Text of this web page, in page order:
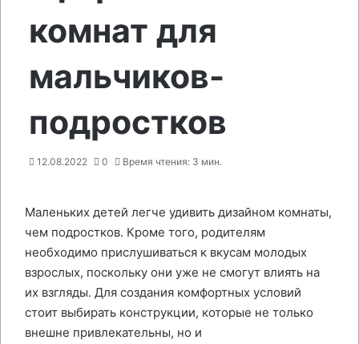
комнат для
мальчиков-
подростков
12.08.2022 0 Время чтения: 3 мин.
Маленьких детей легче удивить дизайном комнаты,
чем подростков. Кроме того, родителям
необходимо прислушиваться к вкусам молодых
взрослых, поскольку они уже не смогут влиять на
их взгляды. Для создания комфортных условий
стоит выбирать конструкции, которые не только
внешне привлекательны, но и